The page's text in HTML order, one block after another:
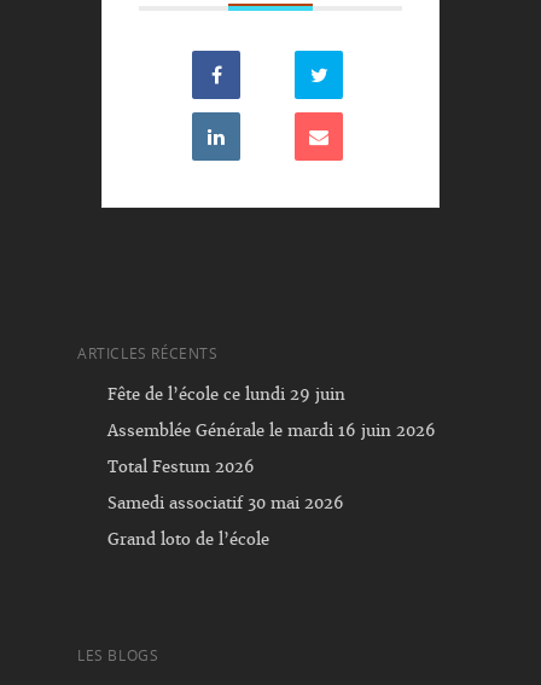
ARTICLES RÉCENTS
Fête de l’école ce lundi 29 juin
Assemblée Générale le mardi 16 juin 2026
Total Festum 2026
Samedi associatif 30 mai 2026
Grand loto de l’école
LES BLOGS